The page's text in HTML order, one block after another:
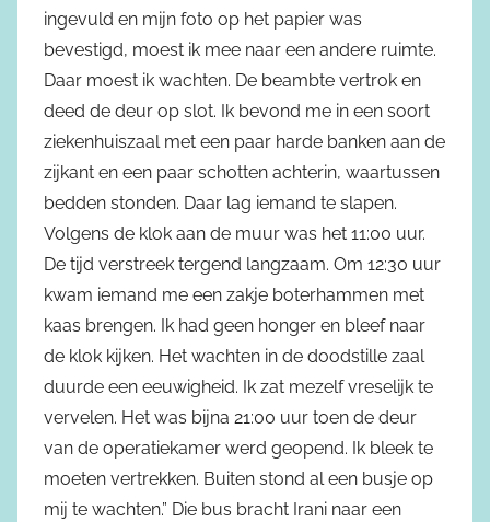
ingevuld en mijn foto op het papier was
bevestigd, moest ik mee naar een andere ruimte.
Daar moest ik wachten. De beambte vertrok en
deed de deur op slot. Ik bevond me in een soort
ziekenhuiszaal met een paar harde banken aan de
zijkant en een paar schotten achterin, waartussen
bedden stonden. Daar lag iemand te slapen.
Volgens de klok aan de muur was het 11:00 uur.
De tijd verstreek tergend langzaam. Om 12:30 uur
kwam iemand me een zakje boterhammen met
kaas brengen. Ik had geen honger en bleef naar
de klok kijken. Het wachten in de doodstille zaal
duurde een eeuwigheid. Ik zat mezelf vreselijk te
vervelen. Het was bijna 21:00 uur toen de deur
van de operatiekamer werd geopend. Ik bleek te
moeten vertrekken. Buiten stond al een busje op
mij te wachten.” Die bus bracht Irani naar een